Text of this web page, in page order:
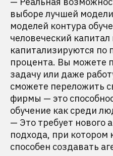
выборе лучшей
моделей контура
человеческий
капитализируются по
процента. Вы можете
задачу или даже
сможете переложить
фирмы — это
обучение как среди
— Это требует нового
подхода, при
способен создавать